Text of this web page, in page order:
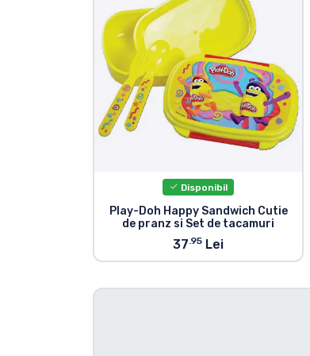
Disponibil
Play-Doh Happy Sandwich Cutie
de pranz si Set de tacamuri
37.95 Lei
Sortare după serie
Sortare după filme
Sortare după desene
Sortare după Anime
Sortare după jocuri